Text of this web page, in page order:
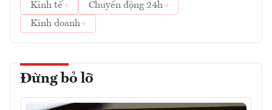
Kinh tế
Chuyển động 24h
Kinh doanh
Đừng bỏ lỡ